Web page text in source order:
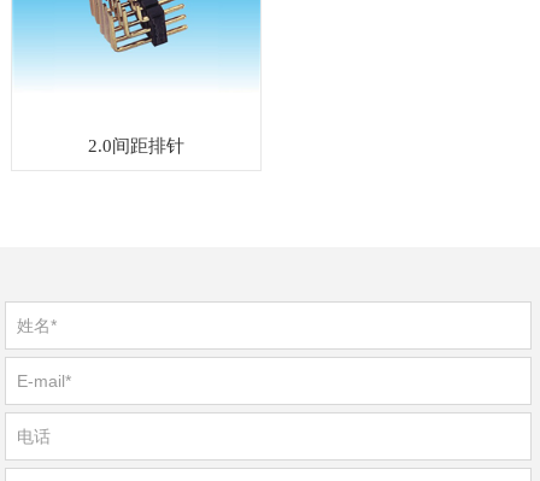
2.0间距排针